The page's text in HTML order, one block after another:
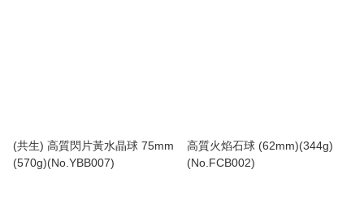
(共生) 高質閃片黃水晶球 75mm
(570g)(No.YBB007)
高質火焰石球 (62mm)(344g)
(No.FCB002)